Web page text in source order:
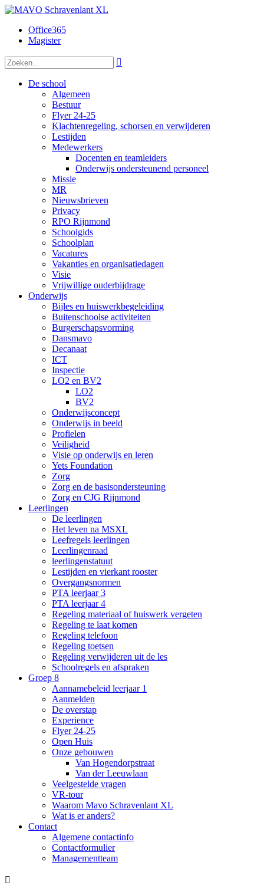
Office365
Magister

De school
Algemeen
Bestuur
Flyer 24-25
Klachtenregeling, schorsen en verwijderen
Lestijden
Medewerkers
Docenten en teamleiders
Onderwijs ondersteunend personeel
Missie
MR
Nieuwsbrieven
Privacy
RPO Rijnmond
Schoolgids
Schoolplan
Vacatures
Vakanties en organisatiedagen
Visie
Vrijwillige ouderbijdrage
Onderwijs
Bijles en huiswerkbegeleiding
Buitenschoolse activiteiten
Burgerschapsvorming
Dansmavo
Decanaat
ICT
Inspectie
LO2 en BV2
LO2
BV2
Onderwijsconcept
Onderwijs in beeld
Profielen
Veiligheid
Visie op onderwijs en leren
Yets Foundation
Zorg
Zorg en de basisondersteuning
Zorg en CJG Rijnmond
Leerlingen
De leerlingen
Het leven na MSXL
Leefregels leerlingen
Leerlingenraad
leerlingenstatuut
Lestijden en vierkant rooster
Overgangsnormen
PTA leerjaar 3
PTA leerjaar 4
Regeling materiaal of huiswerk vergeten
Regeling te laat komen
Regeling telefoon
Regeling toetsen
Regeling verwijderen uit de les
Schoolregels en afspraken
Groep 8
Aannamebeleid leerjaar 1
Aanmelden
De overstap
Experience
Flyer 24-25
Open Huis
Onze gebouwen
Van Hogendorpstraat
Van der Leeuwlaan
Veelgestelde vragen
VR-tour
Waarom Mavo Schravenlant XL
Wat is er anders?
Contact
Algemene contactinfo
Contactformulier
Managementteam
